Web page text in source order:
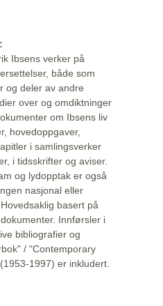
Ibsens verker på
både som
og deler av andre
over og omdiktninger
om Ibsens liv
hovedoppgaver,
i samlingsverker
i tidsskrifter og aviser.
og lydopptak er også
nasjonal eller
basert på
Innførsler i
bibliografier og
/ "Contemporary
1997) er inkludert.